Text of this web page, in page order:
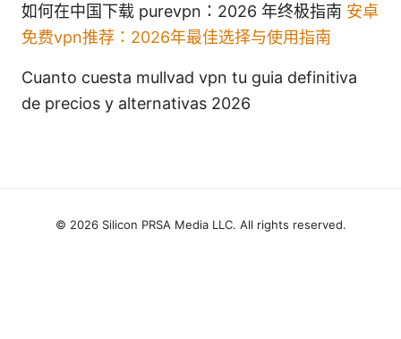
如何在中国下载 purevpn：2026 年终极指南 安卓
免费vpn推荐：2026年最佳选择与使用指南
Cuanto cuesta mullvad vpn tu guia definitiva
de precios y alternativas 2026
© 2026 Silicon PRSA Media LLC. All rights reserved.